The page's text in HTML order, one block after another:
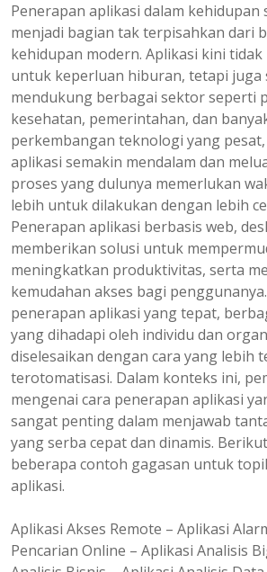
Penerapan aplikasi dalam
menjadi bagian tak terpisahkan dari
kehidupan modern. Aplikasi kini
untuk keperluan hiburan, tetapi juga
mendukung berbagai sektor seperti
kesehatan, pemerintahan, dan
perkembangan teknologi yang
aplikasi semakin mendalam dan
proses yang dulunya memerlukan
lebih untuk dilakukan dengan lebih
Penerapan aplikasi berbasis web,
memberikan solusi untuk
meningkatkan produktivitas, serta
kemudahan akses bagi
penerapan aplikasi yang tepat,
yang dihadapi oleh individu dan
diselesaikan dengan cara yang lebih
terotomatisasi. Dalam konteks ini,
mengenai cara penerapan aplikasi
sangat penting dalam menjawab
yang serba cepat dan dinamis.
beberapa contoh gagasan untuk
aplikasi.
Aplikasi Akses Remote – Aplikasi
Pencarian Online – Aplikasi Analisis